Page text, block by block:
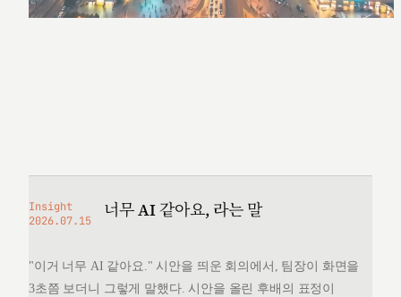
Insight
2026.07.15
너무 AI 같아요, 라는 말
"이거 너무 AI 같아요." 시안을 띄운 회의에서, 팀장이 화면을
3초쯤 보더니 그렇게 말했다. 시안을 올린 후배의 표정이